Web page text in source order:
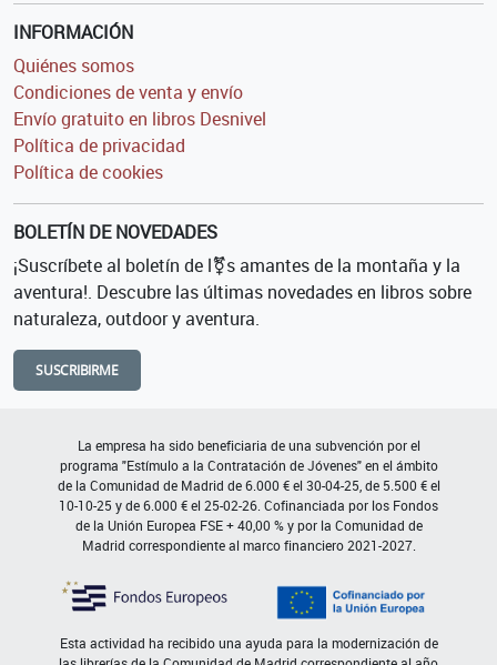
INFORMACIÓN
Quiénes somos
Condiciones de venta y envío
Envío gratuito en libros Desnivel
Política de privacidad
Política de cookies
BOLETÍN DE NOVEDADES
¡Suscríbete al boletín de l⚧s amantes de la montaña y la
aventura!. Descubre las últimas novedades en libros sobre
naturaleza, outdoor y aventura.
SUSCRIBIRME
La empresa ha sido beneficiaria de una subvención por el
programa "Estímulo a la Contratación de Jóvenes" en el ámbito
de la Comunidad de Madrid de 6.000 € el 30-04-25, de 5.500 € el
10-10-25 y de 6.000 € el 25-02-26. Cofinanciada por los Fondos
de la Unión Europea FSE + 40,00 % y por la Comunidad de
Madrid correspondiente al marco financiero 2021-2027.
Esta actividad ha recibido una ayuda para la modernización de